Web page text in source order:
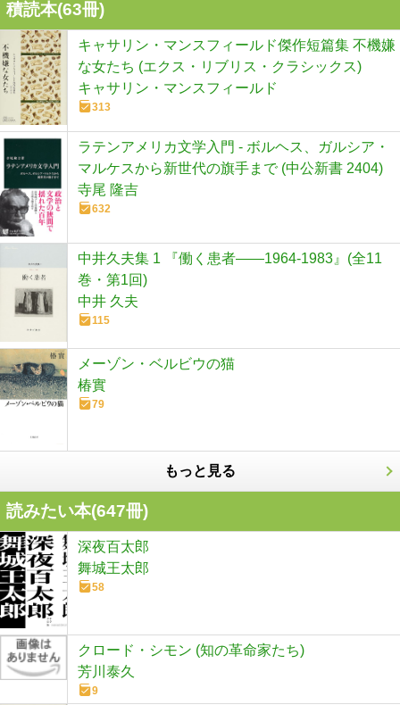
積読本(63冊)
キャサリン・マンスフィールド傑作短篇集 不機嫌
な女たち (エクス・リブリス・クラシックス)
キャサリン・マンスフィールド
313
ラテンアメリカ文学入門 - ボルヘス、ガルシア・
マルケスから新世代の旗手まで (中公新書 2404)
寺尾 隆吉
632
中井久夫集 1 『働く患者――1964-1983』(全11
巻・第1回)
中井 久夫
115
メーゾン・ベルビウの猫
椿實
79
もっと見る
読みたい本(647冊)
深夜百太郎
舞城王太郎
58
クロード・シモン (知の革命家たち)
芳川泰久
9